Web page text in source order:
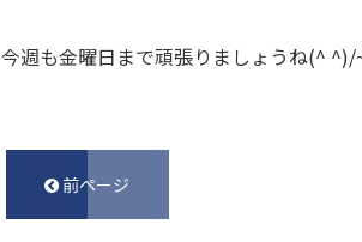
今週も金曜日まで頑張りましょうね(^ ^)/
前ページ